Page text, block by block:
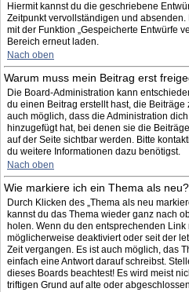
Hiermit kannst du die geschriebene
Zeitpunkt vervollständigen und
mit der Funktion „Gespeicherte Entwürfe
Bereich erneut laden.
Nach oben
Warum muss mein Beitrag erst
Die Board-Administration kann
du einen Beitrag erstellt hast, die
auch möglich, dass die Administration
hinzugefügt hat, bei denen sie die
auf der Seite sichtbar werden. Bitte
du weitere Informationen dazu benötigst.
Nach oben
Wie markiere ich ein Thema als neu?
Durch Klicken des „Thema als neu
kannst du das Thema wieder ganz nach
holen. Wenn du den entsprechenden
möglicherweise deaktiviert oder seit der
Zeit vergangen. Es ist auch möglich, das
einfach eine Antwort darauf schreibst.
dieses Boards beachtest! Es wird meist
triftigen Grund auf alte oder